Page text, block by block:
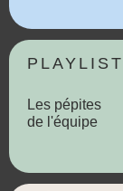
Les pépites
de l'équipe